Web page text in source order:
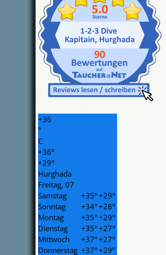
+36
°
C
+36°
+29°
Hurghada
Freitag, 07
Samstag
+35°+29°
Sonntag
+34°+28°
Montag
+35°+29°
Dienstag
+35°+27°
Mittwoch
+37°+27°
Donnerstag +37°+29°